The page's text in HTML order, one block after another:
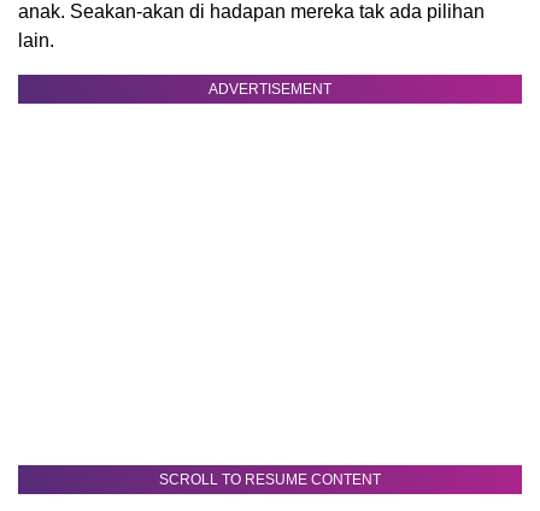
anak. Seakan-akan di hadapan mereka tak ada pilihan
lain.
ADVERTISEMENT
SCROLL TO RESUME CONTENT